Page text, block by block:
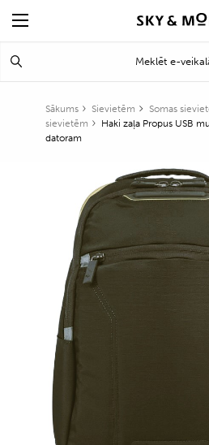
Sākums Sievietēm Somas
sievietēm
Haki zaļa Propus USB
datoram